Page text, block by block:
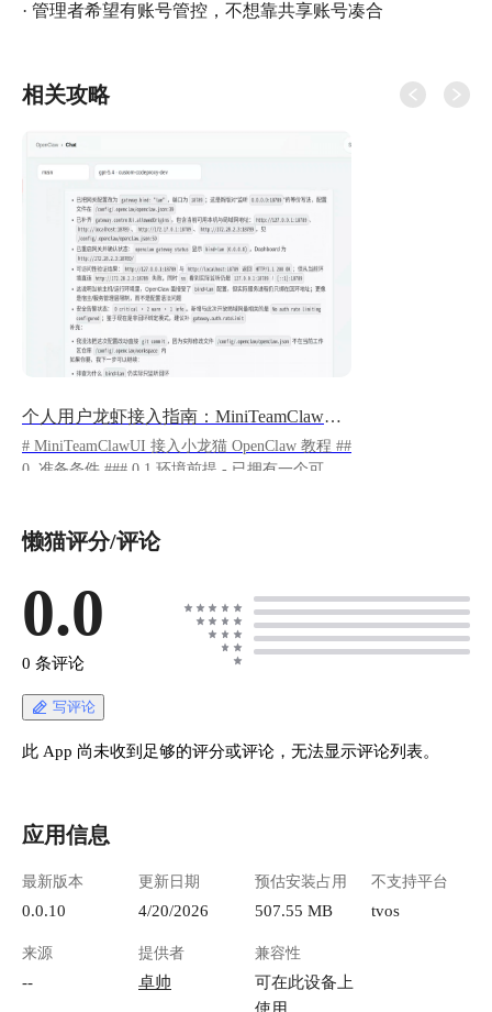
· 管理者希望有账号管控，不想靠共享账号凑合
相关攻略
个人用户龙虾接入指南：MiniTeamClawUI 配置与登录流程
# MiniTeamClawUI 接入小龙猫 OpenClaw 教程 ##
0. 准备条件 ### 0.1 环境前提 - 已拥有一个可正
ycat.totoro - 当前应用已经安装完成，并能正常打
ycat.app.miniteamclawui ### 0.2 前置准备 - 确认
小龙猫已完成基础配置，并且 OpenClaw 助手能
够正常运行。 - 确认 MiniTeamClawUI 已安装完
龙猫助手对话区域右上角的 webshell 中查询
Gateway Token，并在需要时执行设备审批命令。
### 0.3 参考教程 如果尚未完成小龙猫的基础配
LightOS WebShell 中发布 OpenClaw Gateway 服
这个域名连接龙虾。 ### 1.1 配置端口转发 在
LightOS WebShell 中发布 OpenClaw Gateway 服
LightOS 应用，找到小龙猫里的 OpenClaw，也就
是龙虾应用，然后打开它的 WebShell。 !
懒猫评分/评论
0.0
0 条评论
写评论
此 App 尚未收到足够的评分或评论，无法显示评论列表。
应用信息
最新版本
0.0.10
更新日期
4/20/2026
预估安装占用
507.55 MB
不支持平台
tvos
来源
--
提供者
卓帅
兼容性
可在此设备上